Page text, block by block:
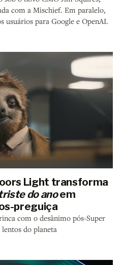
com a Mischief. Em paralelo,
usuários para Google e OpenAI.
Light transforma
do anoem
preguiça
com o desânimo pós-Super
do planeta